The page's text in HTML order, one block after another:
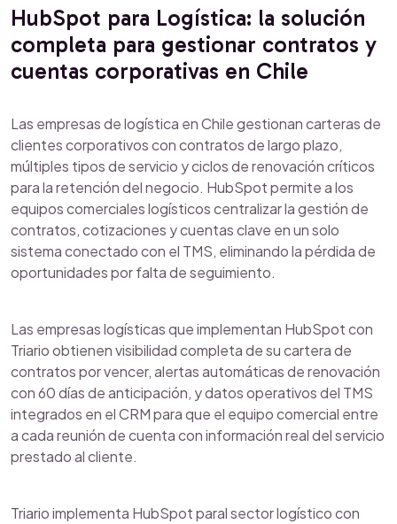
HubSpot para Logística: la solución
completa para gestionar contratos y
cuentas corporativas en Chile
Las empresas de logística en Chile gestionan carteras de
clientes corporativos con contratos de largo plazo,
múltiples tipos de servicio y ciclos de renovación críticos
para la retención del negocio. HubSpot permite a los
equipos comerciales logísticos centralizar la gestión de
contratos, cotizaciones y cuentas clave en un solo
sistema conectado con el TMS, eliminando la pérdida de
oportunidades por falta de seguimiento.
Las empresas logísticas que implementan HubSpot con
Triario obtienen visibilidad completa de su cartera de
contratos por vencer, alertas automáticas de renovación
con 60 días de anticipación, y datos operativos del TMS
integrados en el CRM para que el equipo comercial entre
a cada reunión de cuenta con información real del servicio
prestado al cliente.
Triario implementa HubSpot paral sector logístico con